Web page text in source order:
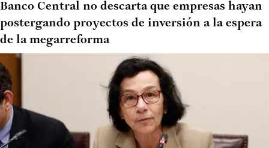
Banco Central no descarta que empresas hayan
postergando proyectos de inversión a la espera
de la megarreforma